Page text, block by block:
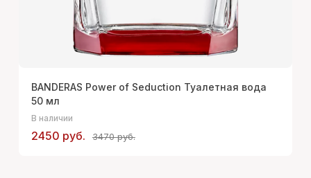
BANDERAS Power of Seduction Туалетная вода
50 мл
В наличии
2450 руб. 3470 руб.